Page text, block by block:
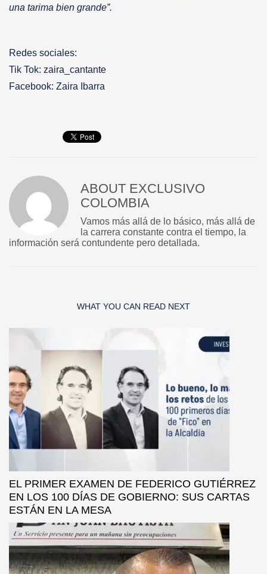
una tarima bien grande”.
Redes sociales:
Tik Tok: zaira_cantante
Facebook: Zaira Ibarra
ABOUT EXCLUSIVO
COLOMBIA
Vamos más allá de lo básico, más allá de
la carrera constante contra el tiempo, la
información será contundente pero detallada.
WHAT YOU CAN READ NEXT
EL PRIMER EXAMEN DE FEDERICO GUTIÉRREZ
EN LOS 100 DÍAS DE GOBIERNO: SUS CARTAS
ESTÁN EN LA MESA